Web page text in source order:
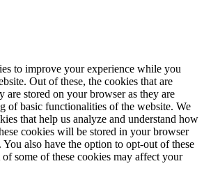
to improve your experience while you
Out of these, the cookies that are
are stored on your browser as they are
of basic functionalities of the website. We
that help us analyze and understand how
cookies will be stored in your browser
also have the option to opt-out of these
some of these cookies may affect your